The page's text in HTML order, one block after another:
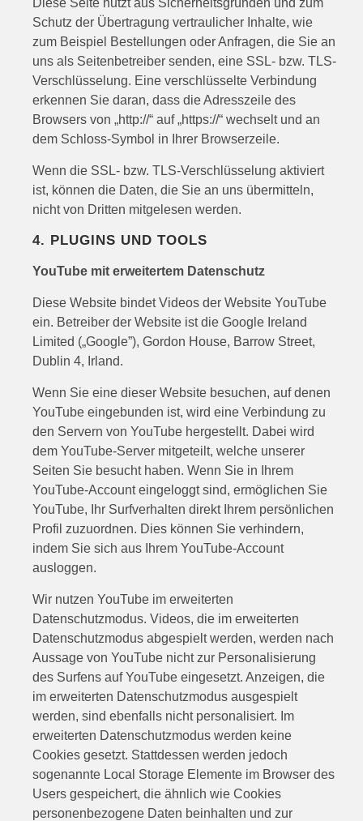
Diese Seite nutzt aus Sicherheitsgründen und zum
Schutz der Übertragung vertraulicher Inhalte, wie
zum Beispiel Bestellungen oder Anfragen, die Sie an
uns als Seitenbetreiber senden, eine SSL- bzw. TLS-
Verschlüsselung. Eine verschlüsselte Verbindung
erkennen Sie daran, dass die Adresszeile des
Browsers von „http://“ auf „https://“ wechselt und an
dem Schloss-Symbol in Ihrer Browserzeile.
Wenn die SSL- bzw. TLS-Verschlüsselung aktiviert
ist, können die Daten, die Sie an uns übermitteln,
nicht von Dritten mitgelesen werden.
4. PLUGINS UND TOOLS
YouTube mit erweitertem Datenschutz
Diese Website bindet Videos der Website YouTube
ein. Betreiber der Website ist die Google Ireland
Limited („Google”), Gordon House, Barrow Street,
Dublin 4, Irland.
Wenn Sie eine dieser Website besuchen, auf denen
YouTube eingebunden ist, wird eine Verbindung zu
den Servern von YouTube hergestellt. Dabei wird
dem YouTube-Server mitgeteilt, welche unserer
Seiten Sie besucht haben. Wenn Sie in Ihrem
YouTube-Account eingeloggt sind, ermöglichen Sie
YouTube, Ihr Surfverhalten direkt Ihrem persönlichen
Profil zuzuordnen. Dies können Sie verhindern,
indem Sie sich aus Ihrem YouTube-Account
ausloggen.
Wir nutzen YouTube im erweiterten
Datenschutzmodus. Videos, die im erweiterten
Datenschutzmodus abgespielt werden, werden nach
Aussage von YouTube nicht zur Personalisierung
des Surfens auf YouTube eingesetzt. Anzeigen, die
im erweiterten Datenschutzmodus ausgespielt
werden, sind ebenfalls nicht personalisiert. Im
erweiterten Datenschutzmodus werden keine
Cookies gesetzt. Stattdessen werden jedoch
sogenannte Local Storage Elemente im Browser des
Users gespeichert, die ähnlich wie Cookies
personenbezogene Daten beinhalten und zur